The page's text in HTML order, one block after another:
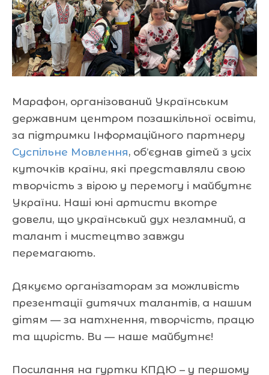
Марафон, організований Українським
державним центром позашкільної освіти,
за підтримки Інформаційного партнеру
Суспільне Мовлення, об’єднав дітей з усіх
куточків країни, які представляли свою
творчість з вірою у перемогу і майбутнє
України. Наші юні артисти вкотре
довели, що український дух незламний, а
талант і мистецтво завжди
перемагають.
Дякуємо організаторам за можливість
презентації дитячих талантів, а нашим
дітям — за натхнення, творчість, працю
та щирість. Ви — наше майбутнє!
Посилання на гуртки КПДЮ – у першому